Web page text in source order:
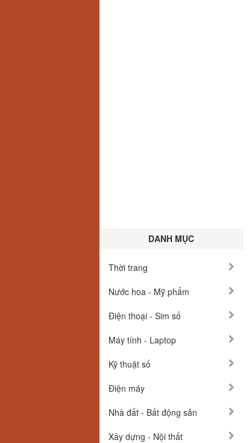
DANH MỤC
Thời trang
Nước hoa - Mỹ phẩm
Điện thoại - Sim số
Máy tính - Laptop
Kỹ thuật số
Điện máy
Nhà đất - Bất động sản
Xây dựng - Nội thất